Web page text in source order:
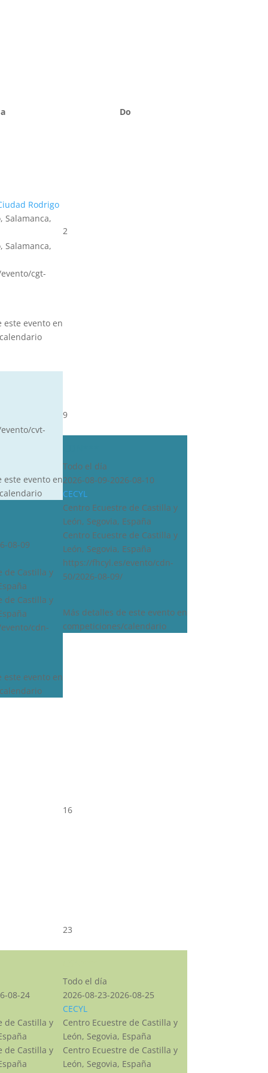
Do
Rodrigo
Salamanca,
Salamanca,
cgt-
este evento en
2
cvt-
este evento en
08-09
de Castilla y
de Castilla y
cdn-
este evento en
9
Todo el día
2026-08-09-2026-08-10
CECYL
Centro Ecuestre de Castilla y
León, Segovia, España
Centro Ecuestre de Castilla y
León, Segovia, España
https://fhcyl.es/evento/cdn-
50/2026-08-09/
Más detalles de este evento en
competiciones/calendario
16
08-24
de Castilla y
de Castilla y
23
Todo el día
2026-08-23-2026-08-25
CECYL
Centro Ecuestre de Castilla y
León, Segovia, España
Centro Ecuestre de Castilla y
León, Segovia, España